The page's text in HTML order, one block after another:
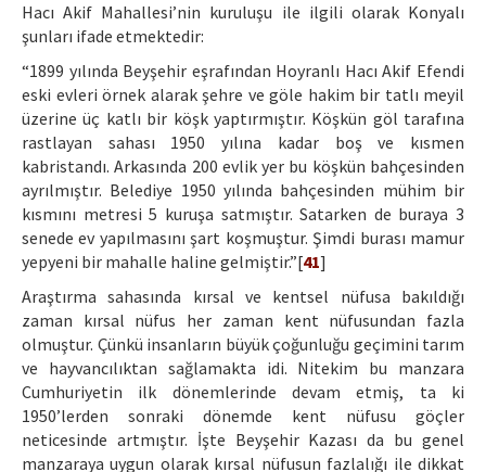
Hacı Akif Mahallesi’nin kuruluşu ile ilgili olarak Konyalı
şunları ifade etmektedir:
“1899 yılında Beyşehir eşrafından Hoyranlı Hacı Akif Efendi
eski evleri örnek alarak şehre ve göle hakim bir tatlı meyil
üzerine üç katlı bir köşk yaptırmıştır. Köşkün göl tarafına
rastlayan sahası 1950 yılına kadar boş ve kısmen
kabristandı. Arkasında 200 evlik yer bu köşkün bahçesinden
ayrılmıştır. Belediye 1950 yılında bahçesinden mühim bir
kısmını metresi 5 kuruşa satmıştır. Satarken de buraya 3
senede ev yapılmasını şart koşmuştur. Şimdi burası mamur
yepyeni bir mahalle haline gelmiştir.”[41]
Araştırma sahasında kırsal ve kentsel nüfusa bakıldığı
zaman kırsal nüfus her zaman kent nüfusundan fazla
olmuştur. Çünkü insanların büyük çoğunluğu geçimini tarım
ve hayvancılıktan sağlamakta idi. Nitekim bu manzara
Cumhuriyetin ilk dönemlerinde devam etmiş, ta ki
1950’lerden sonraki dönemde kent nüfusu göçler
neticesinde artmıştır. İşte Beyşehir Kazası da bu genel
manzaraya uygun olarak kırsal nüfusun fazlalığı ile dikkat